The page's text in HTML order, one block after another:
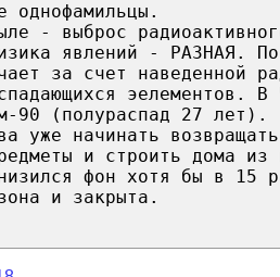
однофамильцы.
- выброс
явлений - РАЗНАЯ.
за счет наведенной
эелементов. В
90 (полураспад 27 лет).
уже начинать
и строить дома из
фон хотя бы в 15
и закрыта.